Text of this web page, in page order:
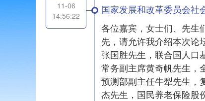
11-06
14:56:22
国家发展和改革委员会社
各位嘉宾，女士们、先生
先，请允许我介绍本次论
张国胜先生，联合国人口
常务副主席黄奇帆先生，
预测部副主任牛犁先生，
杰先生，国民养老保险股